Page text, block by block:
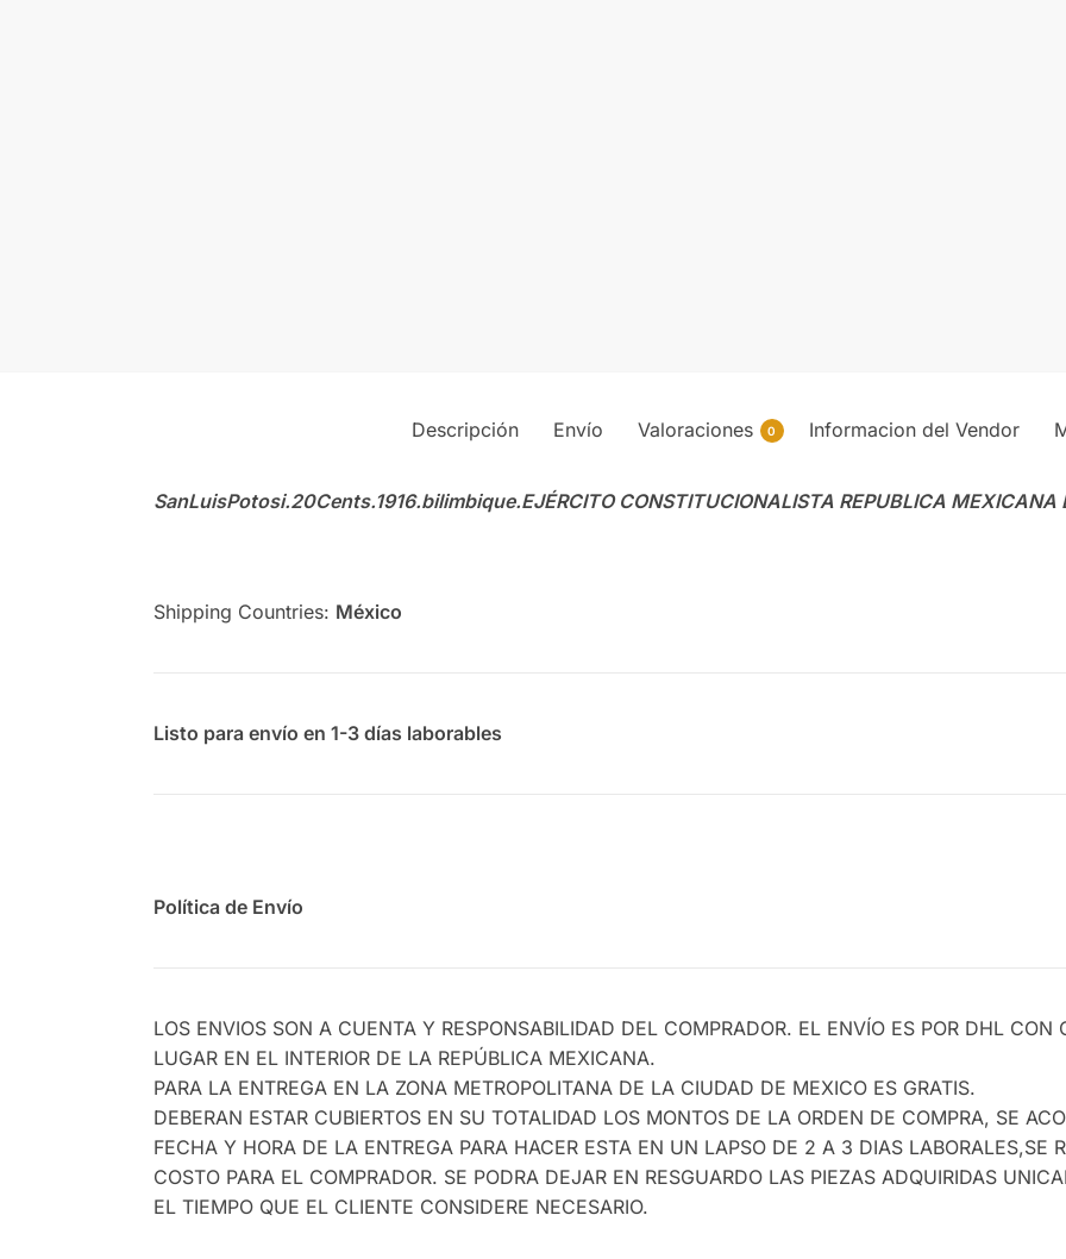
Descripción Envío Valoraciones 0 Informacion del Vendor
SanLuisPotosi.20Cents.1916.bilimbique.EJÉRCITO CONSTITUCIONALISTA REPUBLICA MEXICANA
Shipping Countries: México
Listo para envío en 1-3 días laborables
Política de Envío
LOS ENVIOS SON A CUENTA Y RESPONSABILIDAD DEL COMPRADOR. EL ENVÍO ES POR DHL
LUGAR EN EL INTERIOR DE LA REPÚBLICA MEXICANA.
PARA LA ENTREGA EN LA ZONA METROPOLITANA DE LA CIUDAD DE MEXICO ES GRATIS.
DEBERAN ESTAR CUBIERTOS EN SU TOTALIDAD LOS MONTOS DE LA ORDEN DE COMPRA, SE
FECHA Y HORA DE LA ENTREGA PARA HACER ESTA EN UN LAPSO DE 2 A 3 DIAS LABORALES,SE
COSTO PARA EL COMPRADOR. SE PODRA DEJAR EN RESGUARDO LAS PIEZAS ADQUIRIDAS
EL TIEMPO QUE EL CLIENTE CONSIDERE NECESARIO.